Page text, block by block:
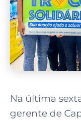
Na última
gerente de